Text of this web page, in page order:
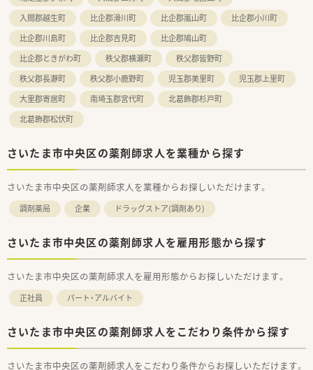
入間郡越生町
比企郡滑川町 比企郡嵐山町
比企郡小川町
比企郡川島町
比企郡吉見町
比企郡鳩山町
比企郡ときがわ町
秩父郡横瀬町
秩父郡皆野町
秩父郡長瀞町
秩父郡小鹿野町 児玉郡美里町
児玉郡上里町
大里郡寄居町
南埼玉郡宮代町
北葛飾郡杉戸町
北葛飾郡松伏町
さいたま市中央区の薬剤師求人を業種から探す
さいたま市中央区の薬剤師求人を業種からお探しいただけます。
調剤薬局 企業 ドラッグストア(調剤あり)
さいたま市中央区の薬剤師求人を雇用形態から探す
さいたま市中央区の薬剤師求人を雇用形態からお探しいただけます。
正社員 パート・アルバイト
さいたま市中央区の薬剤師求人をこだわり条件から探す
さいたま市中央区の薬剤師求人をこだわり条件からお探しいただけます。